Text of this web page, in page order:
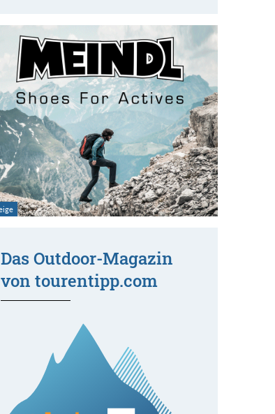
Das Outdoor-Magazin
von tourentipp.com